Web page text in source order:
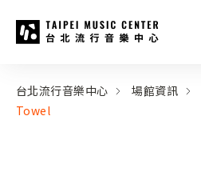
:::
台北流行音樂中心 場館資訊
Towel